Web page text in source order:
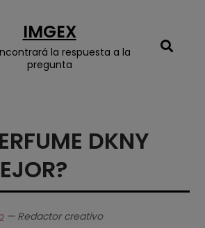
IMGEX
la respuesta a la
pregunta
DKNY
— Redactor creativo